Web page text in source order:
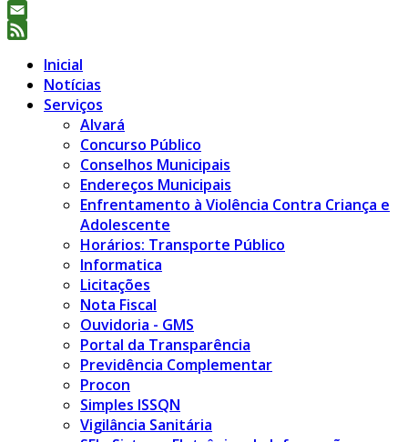
Twitter
Email
Inicial
Notícias
Serviços
Alvará
Concurso Público
Conselhos Municipais
Endereços Municipais
Enfrentamento à Violência Contra Criança e
Adolescente
Horários: Transporte Público
Informatica
Licitações
Nota Fiscal
Ouvidoria - GMS
Portal da Transparência
Previdência Complementar
Procon
Simples ISSQN
Vigilância Sanitária